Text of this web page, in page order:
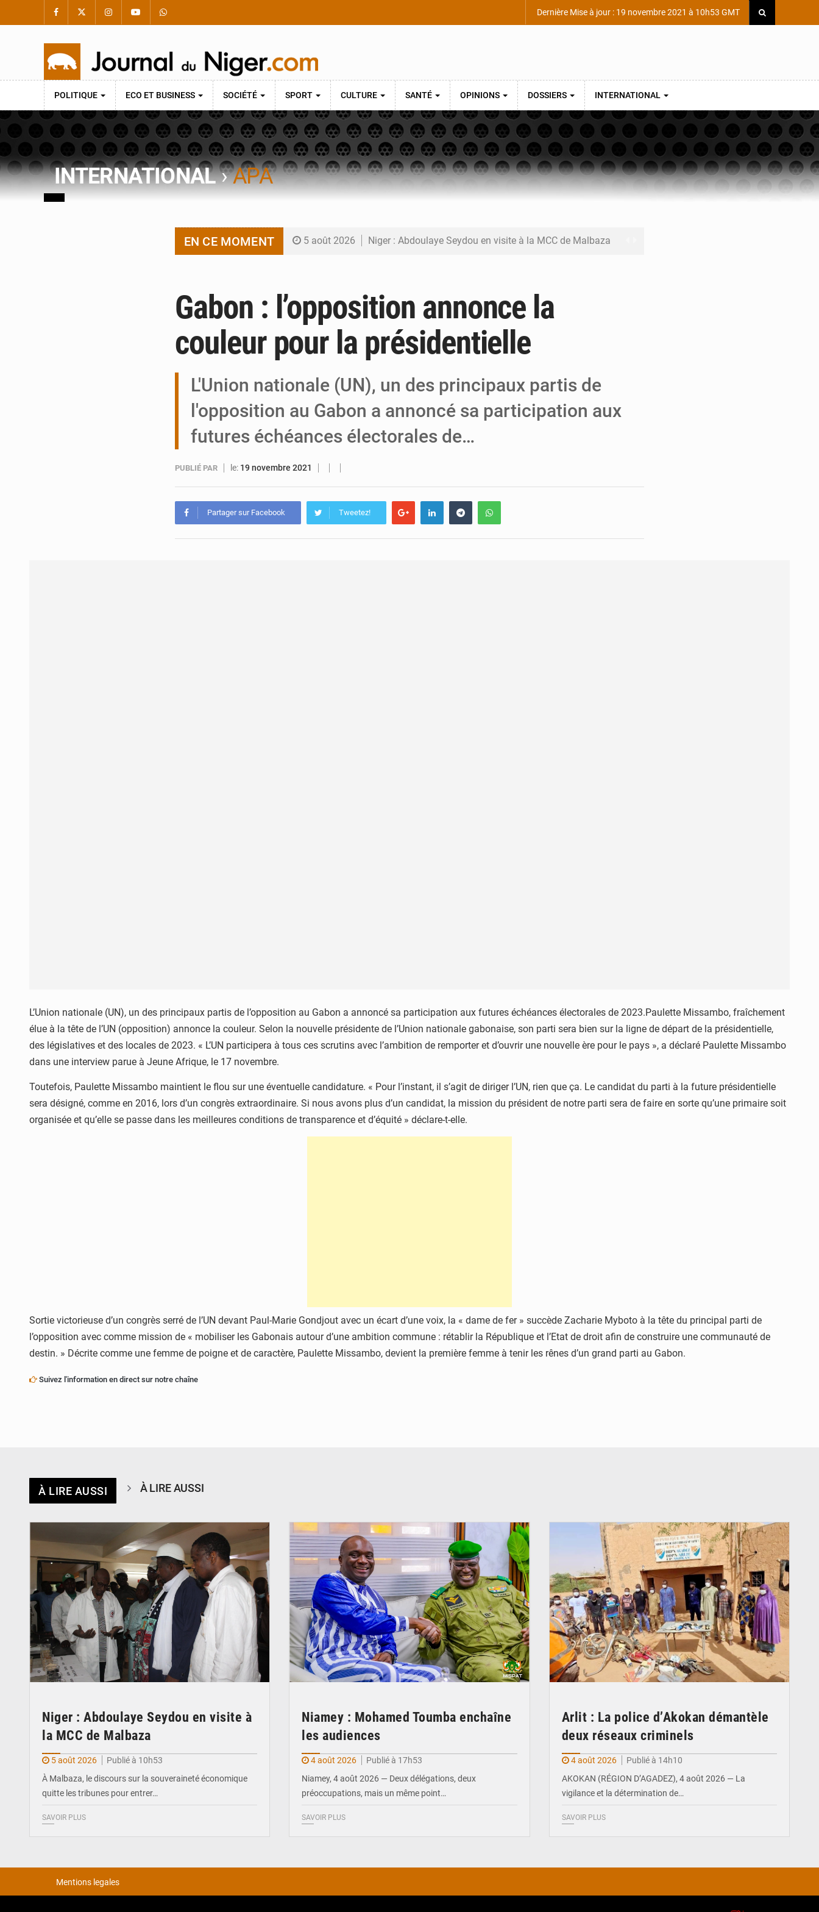
Dernière Mise à jour : 19 novembre 2021 à 10h53 GMT
POLITIQUE ECO ET BUSINESS SOCIÉTÉ SPORT CULTURE SANTÉ OPINIONS DOSSIERS INTERNATIONAL
INTERNATIONAL›APA
EN CE MOMENT 5 août 2026 Niger : Abdoulaye Seydou en visite à la MCC de Malbaza
Arlit : La police d’Akokan démantèle deux réseaux criminels
4 août 2026 Carte biométrique à Maradi : Lancement des enrôlements
3 août 2026 Journée de l’Arbre à Maradi : l’environnement au cœur de la refondation
Gabon : l’opposition annonce la
couleur pour la présidentielle
L'Union nationale (UN), un des principaux partis de
l'opposition au Gabon a annoncé sa participation aux
futures échéances électorales de…
PUBLIÉ PAR le: 19 novembre 2021
Partager sur Facebook Tweetez!
L’Union nationale (UN), un des principaux partis de l’opposition au Gabon a annoncé sa participation aux futures échéances électorales de 2023.Paulette Missambo, fraîchement
élue à la tête de l’UN (opposition) annonce la couleur. Selon la nouvelle présidente de l’Union nationale gabonaise, son parti sera bien sur la ligne de départ de la présidentielle,
des législatives et des locales de 2023. « L’UN participera à tous ces scrutins avec l’ambition de remporter et d’ouvrir une nouvelle ère pour le pays », a déclaré Paulette Missambo
dans une interview parue à Jeune Afrique, le 17 novembre.
Toutefois, Paulette Missambo maintient le flou sur une éventuelle candidature. « Pour l’instant, il s’agit de diriger l’UN, rien que ça. Le candidat du parti à la future présidentielle
sera désigné, comme en 2016, lors d’un congrès extraordinaire. Si nous avons plus d’un candidat, la mission du président de notre parti sera de faire en sorte qu’une primaire soit
organisée et qu’elle se passe dans les meilleures conditions de transparence et d’équité » déclare-t-elle.
Sortie victorieuse d’un congrès serré de l’UN devant Paul-Marie Gondjout avec un écart d’une voix, la « dame de fer » succède Zacharie Myboto à la tête du principal parti de
l’opposition avec comme mission de « mobiliser les Gabonais autour d’une ambition commune : rétablir la République et l’Etat de droit afin de construire une communauté de
destin. » Décrite comme une femme de poigne et de caractère, Paulette Missambo, devient la première femme à tenir les rênes d’un grand parti au Gabon.
Suivez l'information en direct sur notre chaîne
À LIRE AUSSI À LIRE AUSSI
Niger : Abdoulaye Seydou en visite à
la MCC de Malbaza
5 août 2026
Publié à 10h53
À Malbaza, le discours sur la souveraineté économique
quitte les tribunes pour entrer…
SAVOIR PLUS
Niamey : Mohamed Toumba enchaîne
les audiences
4 août 2026
Publié à 17h53
Niamey, 4 août 2026 — Deux délégations, deux
préoccupations, mais un même point…
SAVOIR PLUS
Arlit : La police d’Akokan démantèle
deux réseaux criminels
4 août 2026
Publié à 14h10
AKOKAN (RÉGION D’AGADEZ), 4 août 2026 — La
vigilance et la détermination de…
SAVOIR PLUS
Mentions legales